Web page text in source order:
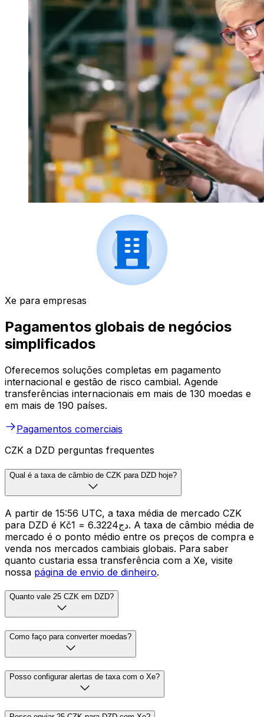
Xe para empresas
Pagamentos globais de negócios
simplificados
Oferecemos soluções completas em pagamento
internacional e gestão de risco cambial. Agende
transferências internacionais em mais de 130 moedas e
em mais de 190 países.
Pagamentos comerciais
CZK a DZD perguntas frequentes
Qual é a taxa de câmbio de CZK para DZD hoje?
A partir de 15:56 UTC, a taxa média de mercado CZK
para DZD é Kč1 = دج6.3224. A taxa de câmbio média de
mercado é o ponto médio entre os preços de compra e
venda nos mercados cambiais globais. Para saber
quanto custaria essa transferência com a Xe, visite
nossa página de envio de dinheiro.
Quanto vale 25 CZK em DZD?
Como faço para converter moedas?
Posso configurar alertas de taxa com o Xe?